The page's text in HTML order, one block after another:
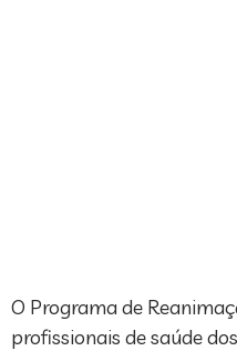
O Programa de
profissionais de saúde